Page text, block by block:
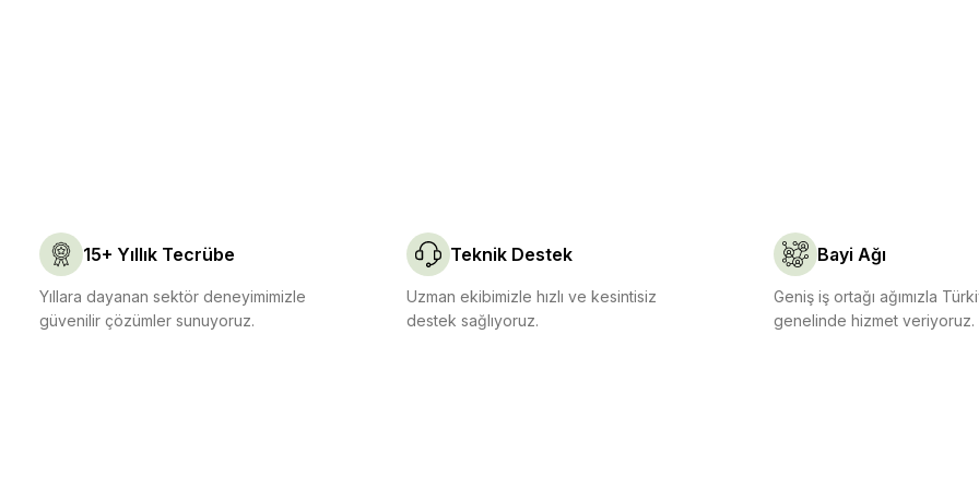
15+ Yıllık Tecrübe
Yıllara dayanan sektör deneyimimizle
güvenilir çözümler sunuyoruz.
Teknik Destek
Uzman ekibimizle hızlı ve kesintisiz
destek sağlıyoruz.
Bayi Ağı
Geniş iş ortağı ağımızla
genelinde hizmet veriyoruz.